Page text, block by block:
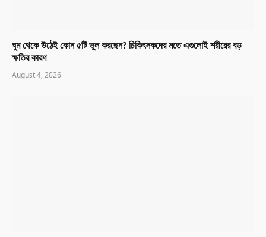
ঘুম থেকে উঠেই কোন ৫টি ভুল করছেন? চিকিৎসকদের মতে এগুলোই শরীরের বড়
ক্ষতির কারণ
August 4, 2026